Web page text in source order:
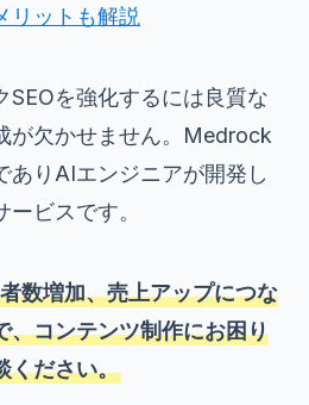
リットも解説
SEOを強化するには良質な
が欠かせません。Medrock
ありAIエンジニアが開発し
ビスです。
数増加、売上アップにつな
、コンテンツ制作にお困り
ください。